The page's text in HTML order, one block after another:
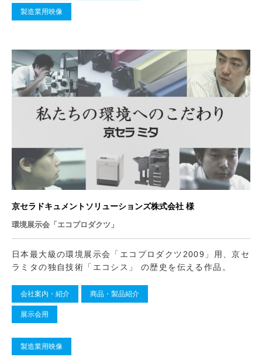
製造業用映像
京セラドキュメントソリューションズ株式会社 様
環境展示会「エコプロダクツ」
日本最大級の環境展示会「エコプロダクツ2009」用、京セ
ラミタの独自技術「エコシス」 の歴史を伝える作品。
会社案内・紹介 商品・製品紹介
展示会用
製造業用映像